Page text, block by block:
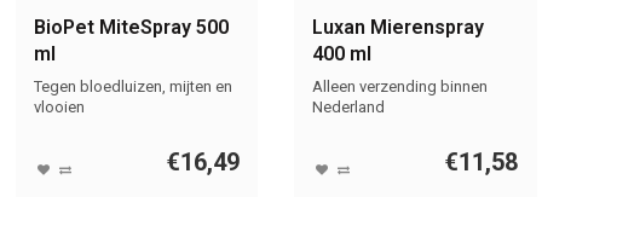
BioPet MiteSpray 500
ml
Tegen bloedluizen, mijten en
vlooien
€16,49
Luxan Mierenspray
400 ml
Alleen verzending binnen
Nederland
€11,58